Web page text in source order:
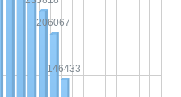
206067
146433